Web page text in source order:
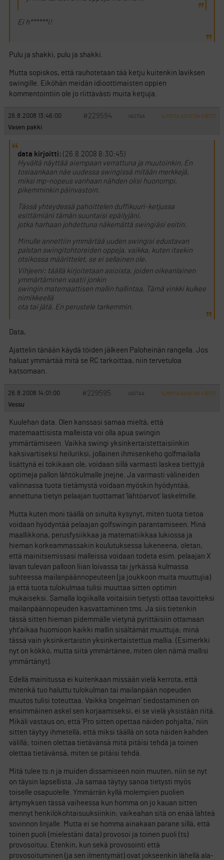
Ei h******i!
Pulu ja shakki, pulu ja shakki.
Mutta sopiskos, että rauhotetaan tää ketju kuitenkin laviksen
swingille. Eiköhän meidän idioottimaisten oppien
kommentointiin ole jo riittävästi muita ketjuja.
26.8.2008 13:46:00 #229594 VASTAA ILMOITA ASIATON VIESTI
Vasen pakki
data kirjoitti: (26.8.2008 8:30:45)
Hyvältä näyttää aiempaan verrattuna ja muutoinkin. En
tosiaankaan näe uudessa swingissä mitään merkkejä,
miksi mp-nopeus vanhaan nähden olisi huonompi,
pikemminkin päinvastoin.
Tässä yhteydessä pahoittelen duffikuuri-ketjussa
esittämiäni tämän suuntaisi epäilyjäni,
jotka harhaan johdettuna näkemättä swingiäsi esitin.
Minulle annettiin ymmärtää uuden swingisi edustavan
palstan swingitohtoreiden oppeja, vaikka, kuten itsekin
otsikossa määrittelet, se ei sellainen ole.
Vihjeeni: täällä kirjoitetaan asioista, joiden oikeanlainen
ymmärtäminen vaatii jonkin
swingin matemaattisen mallin hallintaa. Tämä vinkki kulkee
nimikkeellä
ota tai jätä. En perustele tarkemmin.
Data,
Ajattelin tänään käydä töiden jälkeen Paloheinän rangella. Jos
haluat ymmärtää mitä se RC tarkoittaa, niin tervetuloa
katsomaan.
26.8.2008 14:01:00 #229595 VASTAA ILMOITA ASIATON VIESTI
Vessu
Kuulehan data. Olen kanssasi samaa mieltä, että
matemaattisista malleista voi olla apua swingin
ymmärtämiseen. Vaikka swingi yksinkertaistettaisiinkin
kaksivartiseksi heiluriksi, jollainen ihmisenkeho golfmailalla
lisättynä ei tokikaan ole, voidaan sillä varmasti laskea tiettyjä
optimeja pallon lähtökulmalle jnejne. Ja varmasti välineiden
valinnassa tuota tietämystä voidaan myöskin hyödyntää,
annettuna tietyn pelaajan tuottamat ’lähtöarvot’ laskelmille.
Mutta kuten moni täällä on sinulta kysynyt, miten tuota tietoa
voidaan hyödyntää pelaajan golfswingin parantamiseen. Minä
maallikkona, perusfysiikkaa ja matematiikkaa lukiossa ja
hieman korkeammassakin koulutuksessa lukeneena, oletan,
että mainitsemissasi malleissa voidaan todeta esim. pelaajan X
lavan tulevan palloon liian loivassa tai jyrkässä kulmassa
suhteessa mailanpäännopeuteen (ja joukkoon muita muuttujia)
ja että tuota tulokulmaa tulisi muuttaa sitten optimin
mukaiseksi. Samalla logiikalla voitaisiin tietysti ottaa tavoitteksi
mailanpäännopeuden kasvattaminen tms. Ja siis tietenkin
tässä sitten hieman pidemmälle vietynä pyrittäisiin ottamaan
yht’aikaa huomioon kaikki mallin sisältämät muuttuja; minä
tässä vain yksinkertaistin yksinkertaistettua mallia. (Esimerkki
nyt on kökkö, mutta siitä ymmärtänee, miten olen nämä mallisi
ymmärtänyt).
Edellä mainitussa ei kuitenkaan missään vielä kerrota, että
mitenkä tuo haluttu tulokulman tai mailanpään nopeuden
muutos tulisi toteuttaa. Vaikka ’ongelman’ tiedostaminen on
ensimmäinen askel sen korjaamiseksi, ei se vielä yksistään riitä.
Mikäli vastaus on, että ’Pro sitten opettaa näiden pohjalta,’ niin
sitten täytyy ihmetellä, että miksi täällä on sota näiden kahden
välillä; toinen olettaa tietävänsä mitä pitäisi tehdä ja toinen
olettaa tietävänsä, miten se pitäisi tehdä.
Mitä tulee ts:n ja muiden dissamiseen noin muuten, niin se nyt
on täysin lapsellista. Ja samaa täytyy sanoa tietysti myös
toiselle osapuolelle. Ymmärrän kyllä molempien puolien
ärtymyksen tässä vaiheessa kun homma on jo kauan sitten
mennyt henkilökohtaisuuksiinkin; vaikeahan sitä on enää lähteä
sovinnon linjalle. Mutta ei se homma ainakaan parane sillä, että
toinen puoli (mielestäni data) provosoi ja toinen puoli (ts)
provosoituu. Etenkin, kun sekä provosointi että
provosoituminen (ja sen ilmentymät) ovat jokseenkin lähellä ala-